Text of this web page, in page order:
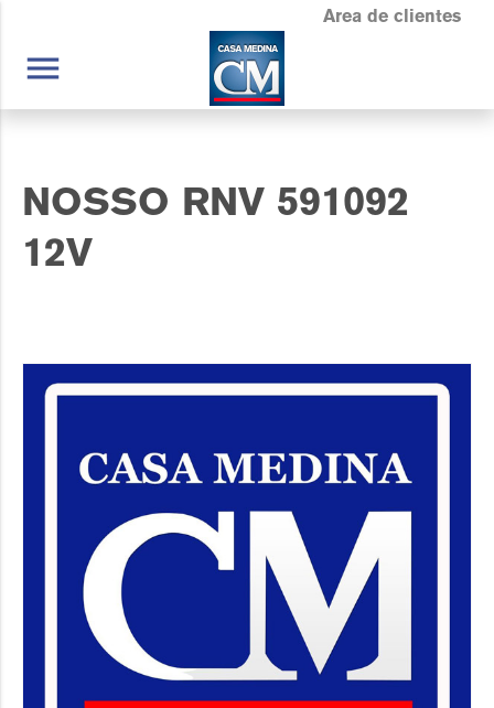
Area de clientes
menu
NOSSO RNV 591092
12V